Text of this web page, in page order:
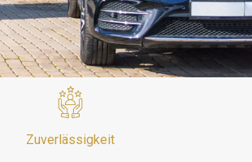
Zuverlässigkeit